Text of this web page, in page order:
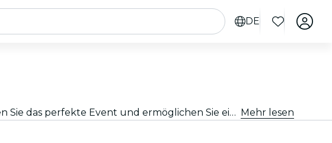
DE
Verschenken Sie besondere Momente mit unseren Geschenkkarten für bestimmte Events. Wählen Sie das perfekte Event und ermöglichen Sie ein unvergessliches Erlebnis Mehr lesen